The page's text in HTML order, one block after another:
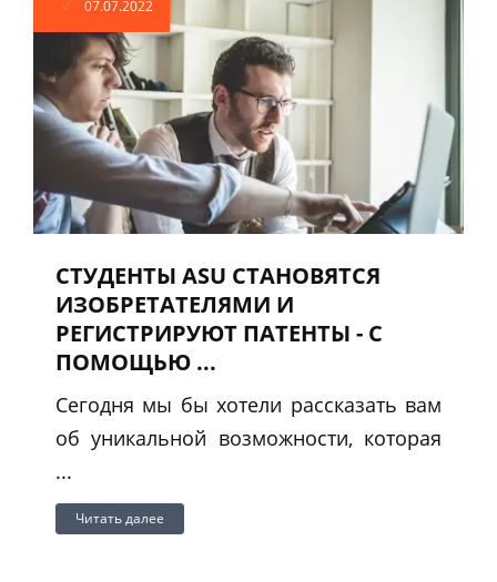
07.07.2022
СТУДЕНТЫ ASU СТАНОВЯТСЯ
ИЗОБРЕТАТЕЛЯМИ И
РЕГИСТРИРУЮТ ПАТЕНТЫ - С
ПОМОЩЬЮ ...
Сегодня мы бы хотели рассказать вам
об уникальной возможности, которая
...
Читать далее